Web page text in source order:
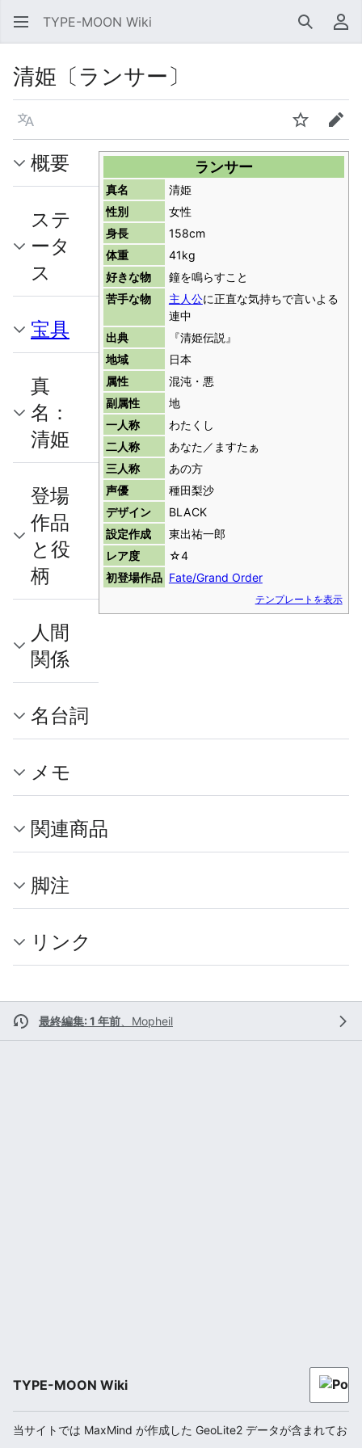
TYPE-MOON Wiki 検索 利
清姫〔ランサー〕
言語 ウォッチ編集
ランサー
真名
清姫
性別
女性
身長
158cm
体重
41kg
好きな物
鐘を鳴らすこと
苦手な物
主人公に正直な気持ちで言いよる
連中
出典
『清姫伝説』
地域
日本
属性
混沌・悪
副属性
地
一人称
わたくし
二人称
あなた／ますたぁ
三人称
あの方
声優
種田梨沙
デザイン
BLACK
設定作成
東出祐一郎
レア度
☆4
初登場作品 Fate/Grand Order
テンプレートを表示
概要
ステ
ータ
ス
宝具
真
名：
清姫
登場
作品
と役
柄
人間
関係
名台詞
メモ
関連商品
脚注
リンク
最終編集: 1 年前 Mopheil
TYPE-MOON Wiki
当サイトでは MaxMind が作成した GeoLite2 データが含まれてお